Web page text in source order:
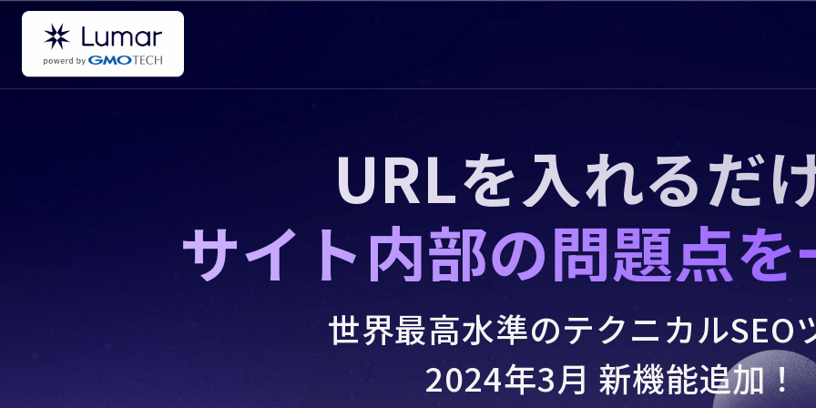
URLを入れるだ
サイト内部の問題点を
世界最高水準のテクニカルSEO
2024年3月 新機能追加！